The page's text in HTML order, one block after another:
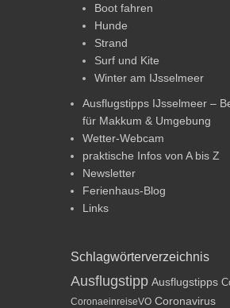
Boot fahren
Hunde
Strand
Surf und Kite
Winter am IJsselmeer
Ausflugstipps IJsselmeer –
für Makkum & Umgebung
Wetter-Webcam
praktische Infos von A bis Z
Newsletter
Ferienhaus-Blog
Links
Schlagwörterverzeichnis
Ausflugstipp Ausflugstipps
CoronaeinreiseVO Coronavirus